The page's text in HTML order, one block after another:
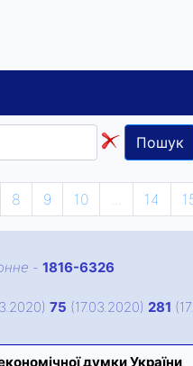
Пошук
8 9 10 14
- 1816-6326
75 (17.03.2020) 281
думки України